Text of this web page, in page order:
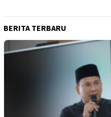
BERITA TERBARU